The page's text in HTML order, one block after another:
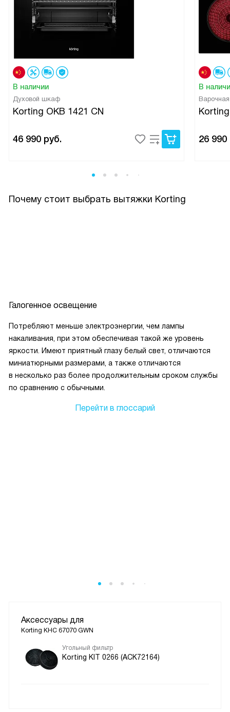
В наличии
Духовой шкаф
Korting OKB 1421 CN
46 990 руб.
В
26 990
Почему стоит выбрать вытяжки Korting
Галогенное освещение
Потребляют меньше электроэнергии, чем лампы
накаливания, при этом обеспечивая такой же уровень
яркости. Имеют приятный глазу белый свет, отличаются
миниатюрными размерами, а также отличаются
в несколько раз более продолжительным сроком службы
по сравнению с обычными.
Перейти в глоссарий
Аксессуары для
Korting KHC 67070 GWN
Угольный фильтр
Korting KIT 0266 (ACK72164)